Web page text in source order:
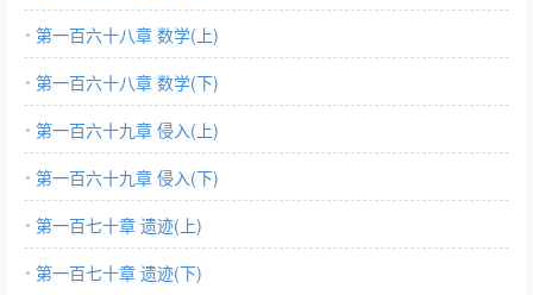
第一百六十八章 数学(上)
第一百六十八章 数学(下)
第一百六十九章 侵入(上)
第一百六十九章 侵入(下)
第一百七十章 遗迹(上)
第一百七十章 遗迹(下)